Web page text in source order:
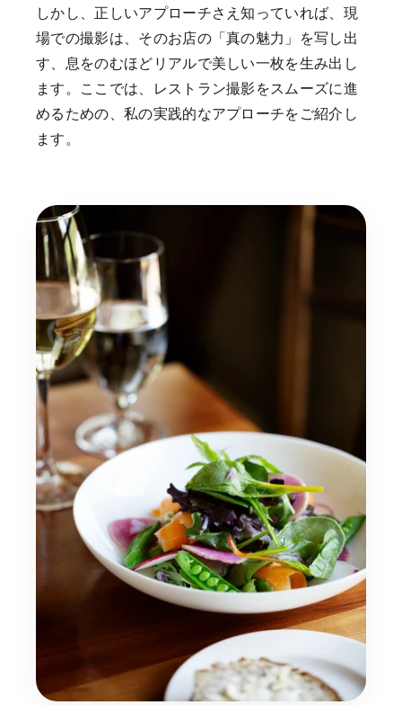
しかし、正しいアプローチさえ知っていれば、現
場での撮影は、そのお店の「真の魅力」を写し出
す、息をのむほどリアルで美しい一枚を生み出し
ます。ここでは、レストラン撮影をスムーズに進
めるための、私の実践的なアプローチをご紹介し
ます。